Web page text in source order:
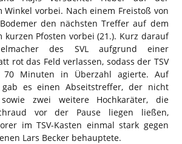
Winkel vorbei. Nach einem Freistoß von
den nächsten Treffer auf dem
kurzen Pfosten vorbei (21.). Kurz darauf
des SVL aufgrund einer
rot das Feld verlassen, sodass der TSV
Minuten in Überzahl agierte. Auf
gab es einen Abseitstreffer, der nicht
zwei weitere Hochkaräter, die
vor der Pause liegen ließen,
im TSV-Kasten einmal stark gegen
Lars Becker behauptete.